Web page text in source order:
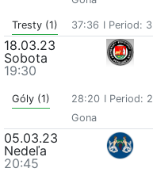
Tresty (1) 37:36 I Period: 3
18.03.23
Sobota
19:30
Góly (1) 28:20 I Period: 2
Gona
05.03.23
Nedeľa
20:45